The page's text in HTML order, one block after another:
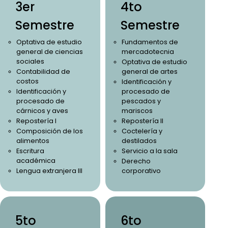
3er
Semestre
Optativa de estudio
general de ciencias
sociales
Contabilidad de
costos
Identificación y
procesado de
cárnicos y aves
Repostería I
Composición de los
alimentos
Escritura
académica
Lengua extranjera III
4to
Semestre
Fundamentos de
mercadotecnia
Optativa de estudio
general de artes
Identificación y
procesado de
pescados y
mariscos
Repostería II
Coctelería y
destilados
Servicio a la sala
Derecho
corporativo
5to
6to